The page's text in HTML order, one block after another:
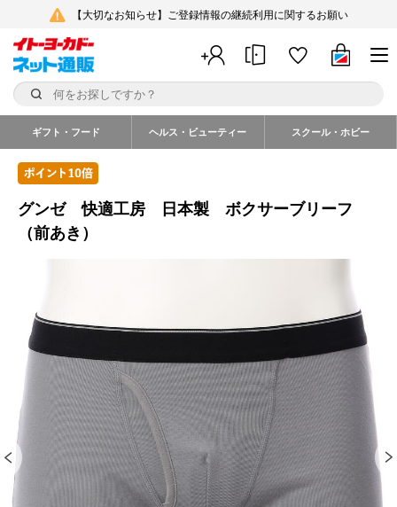
【大切なお知らせ】ご登録情報の継続利用に関するお願い
ギフト・フード ヘルス・ビューティー スクール・ホビー
グンゼ 快適工房 日本製 ボクサーブリーフ
（前あき）